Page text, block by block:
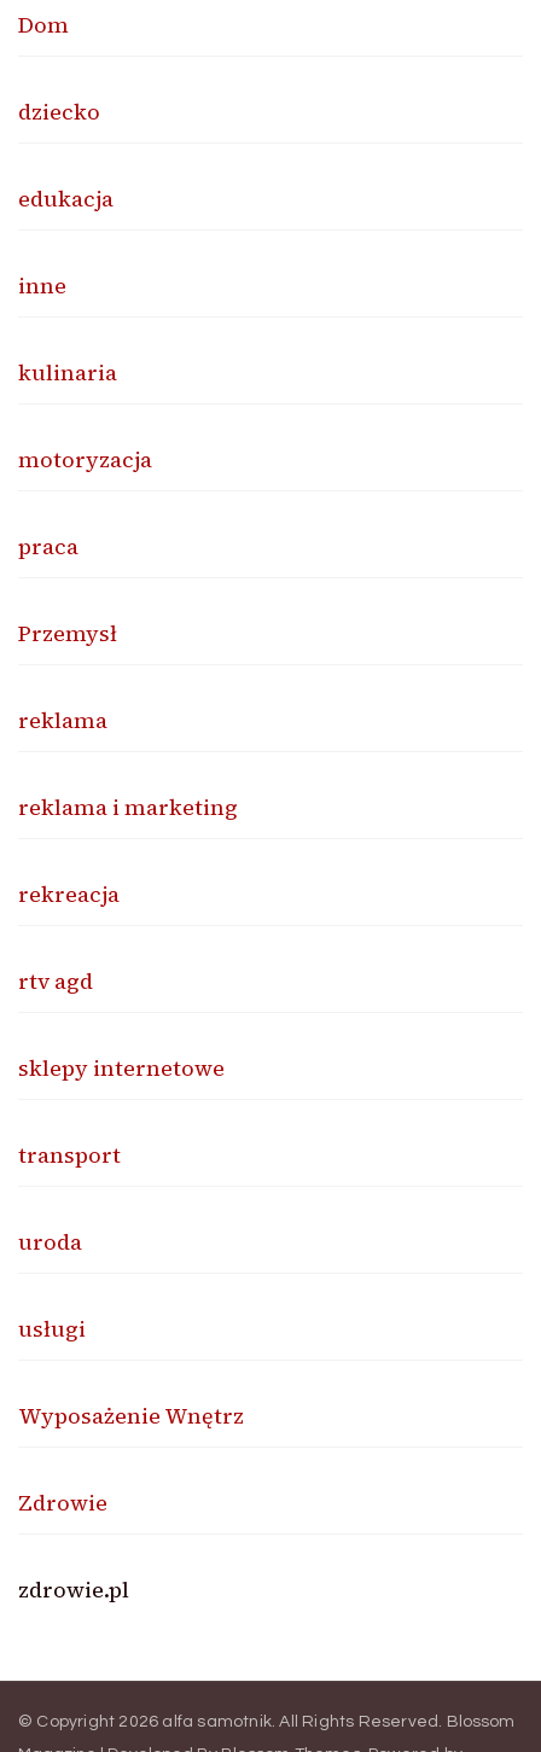
Dom
dziecko
edukacja
inne
kulinaria
motoryzacja
praca
Przemysł
reklama
reklama i marketing
rekreacja
rtv agd
sklepy internetowe
transport
uroda
usługi
Wyposażenie Wnętrz
Zdrowie
zdrowie.pl
© Copyright 2026 alfa samotnik. All Rights Reserved. Blossom